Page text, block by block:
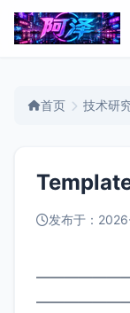
首页 技术研
发布于：